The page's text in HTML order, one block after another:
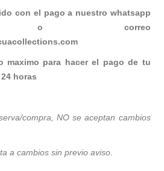
con el pago a nuestro whatsapp
o correo
maximo para hacer el pago de tu
horas
compra, NO se aceptan cambios
a cambios sin previo aviso.